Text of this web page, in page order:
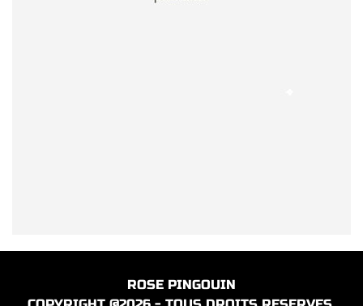
ROSE PINGOUIN